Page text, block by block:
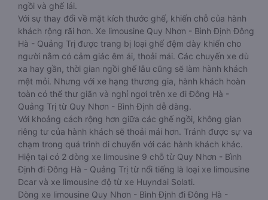
ngồi và ghế lái.
Với sự thay đổi về mặt kích thước ghế, khiến chỗ của hành
khách rộng rãi hơn. Xe limousine Quy Nhơn - Bình Định Đông
Hà - Quảng Trị được trang bị loại ghế đệm dày khiến cho
người nằm có cảm giác êm ái, thoải mái. Các chuyến xe dù
xa hay gần, thời gian ngồi ghế lâu cũng sẽ làm hành khách
mệt mỏi. Nhưng với xe hạng thương gia, hành khách hoàn
toàn có thể thư giãn và nghỉ ngơi trên xe đi Đông Hà -
Quảng Trị từ Quy Nhơn - Bình Định dễ dàng.
Với khoảng cách rộng hơn giữa các ghế ngồi, không gian
riêng tư của hành khách sẽ thoải mái hơn. Tránh được sự va
chạm trong quá trình di chuyển với các hành khách khác.
Hiện tại có 2 dòng xe limousine 9 chỗ từ Quy Nhơn - Bình
Định đi Đông Hà - Quảng Trị từ nổi tiếng là loại xe limousine
Dcar và xe limousine độ từ xe Huyndai Solati.
Dòng xe limousine Quy Nhơn - Bình Định đi Đông Hà -